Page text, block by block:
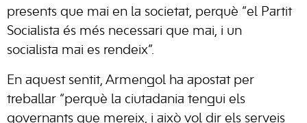
presents que mai en la societat, perquè “el Partit
Socialista és més necessari que mai, i un
socialista mai es rendeix”.
En aquest sentit, Armengol ha apostat per
treballar “perquè la ciutadania tengui els
governants que mereix, i això vol dir els serveis